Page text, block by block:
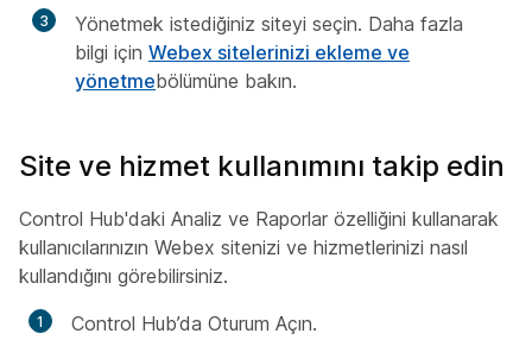
3
Yönetmek istediğiniz siteyi seçin. Daha fazla
bilgi için Webex sitelerinizi ekleme ve
yönetmebölümüne bakın.
Site ve hizmet kullanımını takip edin
Control Hub'daki Analiz ve Raporlar özelliğini kullanarak
kullanıcılarınızın Webex sitenizi ve hizmetlerinizi nasıl
kullandığını görebilirsiniz.
Control Hub’da Oturum Açın.